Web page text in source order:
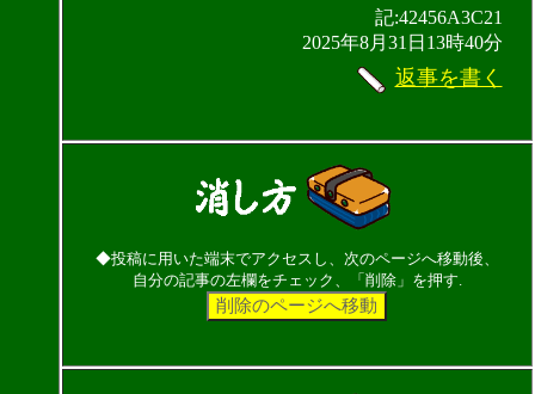
記:42456A3C21
2025年8月31日13時40分
返事を書く
◆投稿に用いた端末でアクセスし、次のページへ移動後、
自分の記事の左欄をチェック、「削除」を押す.